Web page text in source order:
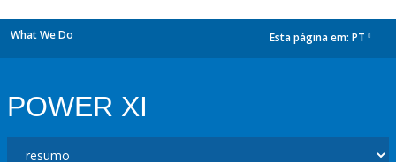
What We Do Esta página em: PT
POWER XI